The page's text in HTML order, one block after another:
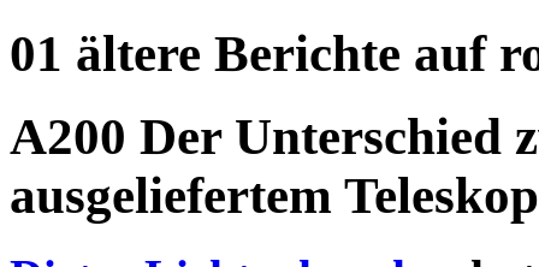
01 ältere Berichte auf
A200 Der Unterschied
ausgeliefertem